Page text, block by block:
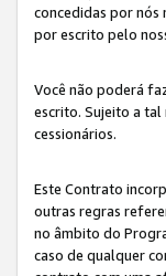
concedidas por nós
por escrito pelo
Você não poderá
escrito. Sujeito a tal
cessionários.
Este Contrato
outras regras
no âmbito do
caso de qualquer